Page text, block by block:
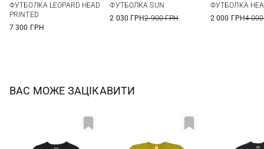
ФУТБОЛКА LEOPARD HEAD
PRINTED
7 300 ГРН
ФУТБОЛКА SUN
2 030 ГРН2 900 ГРН
ФУТБОЛКА
2 000 ГРН4
ВАС МОЖЕ ЗАЦІКАВИТИ